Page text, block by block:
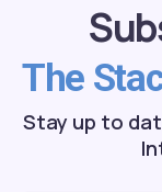
The
Stay up to